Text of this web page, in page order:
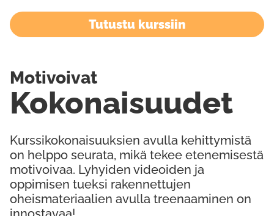
Tutustu kurssiin
Kurssikokonaisuuksien avulla kehittymistä
on helppo seurata, mikä tekee etenemisestä
motivoivaa. Lyhyiden videoiden ja
oppimisen tueksi rakennettujen
oheismateriaalien avulla treenaaminen on
Kokonaisuudet
Motivoivat